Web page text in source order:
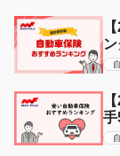
手